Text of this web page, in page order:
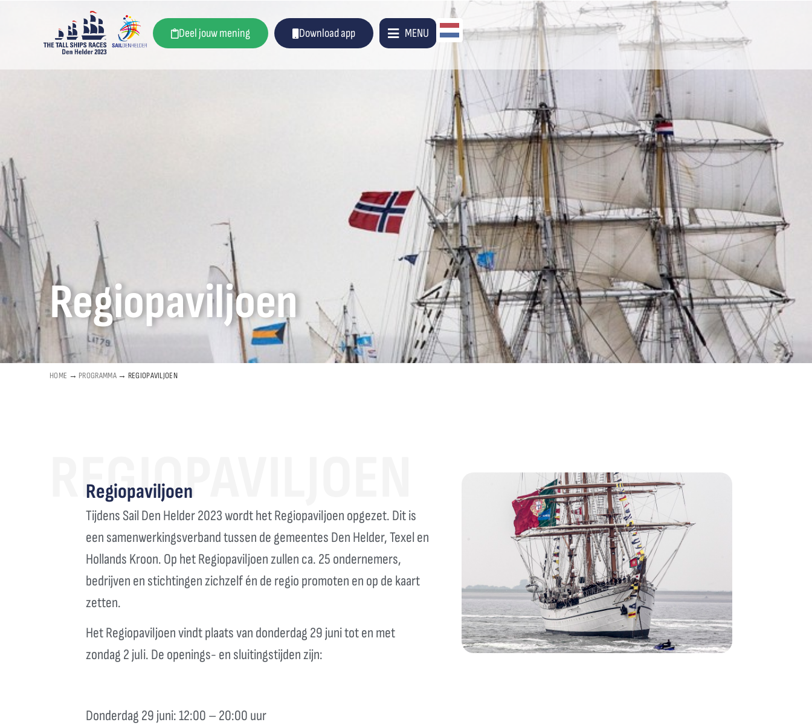
Deel jouw mening Download app MENU Dutch
Regiopaviljoen
HOME → PROGRAMMA→ REGIOPAVILJOEN
REGIOPAVILJOEN
Regiopaviljoen
Tijdens Sail Den Helder 2023 wordt het Regiopaviljoen opgezet. Dit is
een samenwerkingsverband tussen de gemeentes Den Helder, Texel en
Hollands Kroon. Op het Regiopaviljoen zullen ca. 25 ondernemers,
bedrijven en stichtingen zichzelf én de regio promoten en op de kaart
zetten.
Het Regiopaviljoen vindt plaats van donderdag 29 juni tot en met
zondag 2 juli. De openings- en sluitingstijden zijn:
Donderdag 29 juni: 12:00 – 20:00 uur